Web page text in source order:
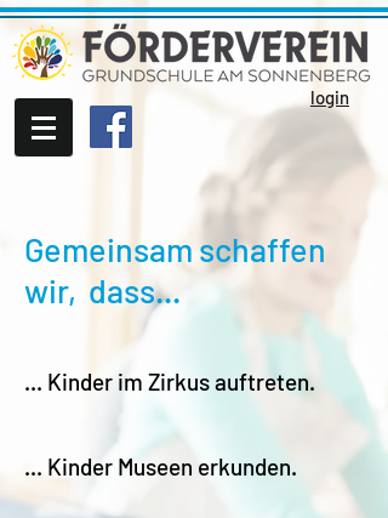
login
Gemeinsam schaffen
wir, dass...
... Kinder im Zirkus auftreten.
... Kinder Museen erkunden.